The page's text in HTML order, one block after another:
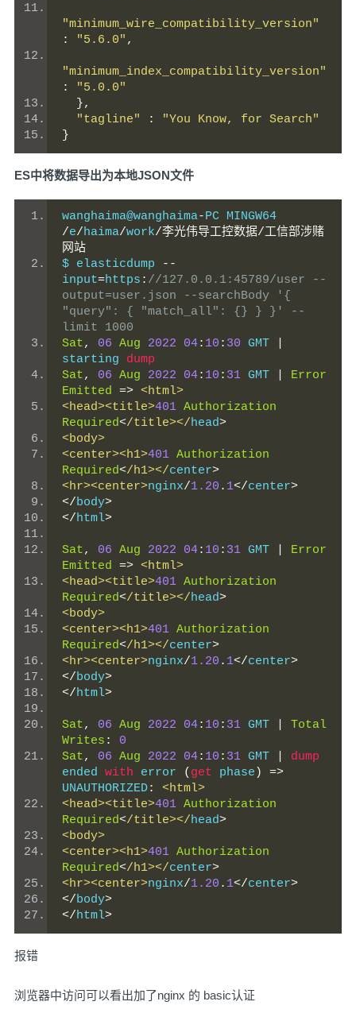
"minimum_wire_compatibility_version"
:
"5.6.0" ,
"minimum_index_compatibility_version"
:
"5.0.0"
},
"tagline"
:
"You Know, for Search"
}
ES中将数据导出为本地JSON文件
wanghaima@wanghaima-
/e/haima/work/李光伟导工控数据/工信部涉赌
网站
$ elasticdump
--
input=https : //127.0.0.1:45789/user --
output=user.json --searchBody '{
"query": { "match_all": {} } }' --
limit 1000
Sat, 06 Aug 2022 04: 10 : 30 GMT
starting dump
Sat, 06 Aug 2022 04: 10 : 31 GMT
Error
Emitted => <html>
<head><title>401 Authorization
Required</title></head>
<body>
<center><h1>401 Authorization
Required</h1></center>
<hr><center>nginx/1.20 . 1</center>
</body>
</html>
Sat, 06 Aug 2022 04: 10 : 31 GMT
Error
Emitted => <html>
<head><title>401 Authorization
Required</title></head>
<body>
<center><h1>401 Authorization
Required</h1></center>
<hr><center>nginx/1.20 . 1</center>
</body>
</html>
Sat, 06 Aug 2022 04: 10 : 31 GMT
Total
Writes :
0
Sat, 06 Aug 2022 04: 10 : 31 GMT
dump
ended with error ( get phase )
=>
UNAUTHORIZED:
<html>
<head><title>401 Authorization
Required</title></head>
<body>
<center><h1>401 Authorization
Required</h1></center>
<hr><center>nginx/1.20 . 1</center>
</body>
</html>
报错
浏览器中访问可以看出加了nginx 的 basic认证